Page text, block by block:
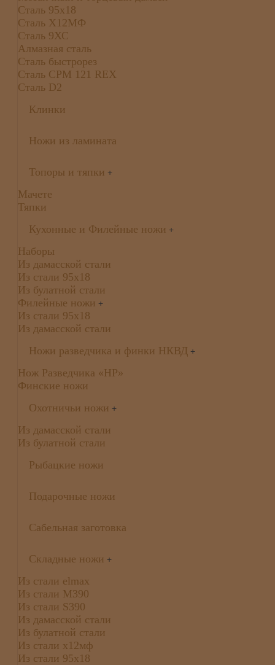
Сталь 95х18
Сталь Х12МФ
Сталь 9ХС
Алмазная сталь
Сталь быстрорез
Сталь CPM 121 REX
Сталь D2
Клинки
Ножи из ламината
Топоры и тяпки +
Мачете
Тяпки
Кухонные и Филейные ножи +
Наборы
Из дамасской стали
Из стали 95х18
Из булатной стали
Филейные ножи +
Из стали 95х18
Из дамасской стали
Ножи разведчика и финки НКВД +
Нож Разведчика «НР»
Финские ножи
Охотничьи ножи +
Из дамасской стали
Из булатной стали
Рыбацкие ножи
Подарочные ножи
Сабельная заготовка
Складные ножи +
Из стали elmax
Из стали М390
Из стали S390
Из дамасской стали
Из булатной стали
Из стали х12мф
Из стали 95х18